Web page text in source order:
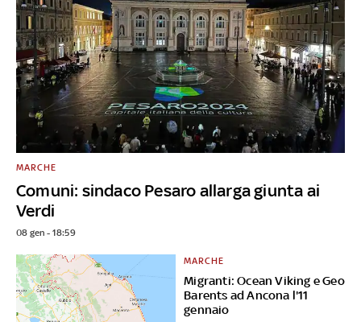
Comuni: sindaco Pesaro allarga giunta ai
Verdi
MARCHE
08 gen - 18:59
Migranti: Ocean Viking e Geo
Barents ad Ancona l'11
gennaio
MARCHE